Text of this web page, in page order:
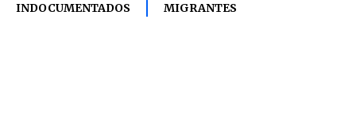
INDOCUMENTADOS
MIGRANTES